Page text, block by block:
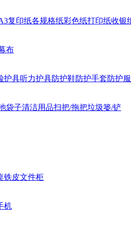
复印纸各规格纸彩色纸打印纸收银
布
护具听力护具防护鞋防护手套防护服
袋子清洁用品扫把/拖把垃圾篓/铲
铁皮文件柜
机